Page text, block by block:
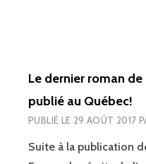
Le dernier roman
publié au Québec!
PUBLIÉ LE 29 AOÛT 2017
Suite à la publication